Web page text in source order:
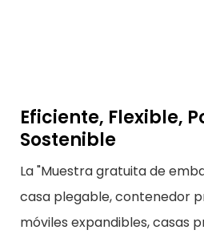
Eficiente, Flexible,
Sostenible
La "Muestra gratuita de
casa plegable, contenedor
móviles expandibles, casas